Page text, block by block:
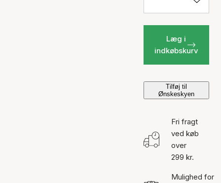
Læg i
indkøbskurv
Tilføj til
Ønskeskyen
Fri fragt
ved køb
over
299 kr.
Mulighed for